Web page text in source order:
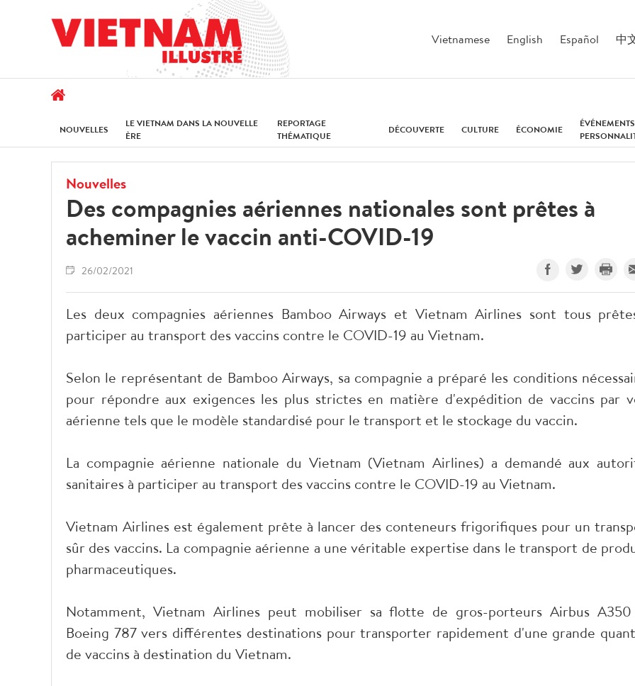
Vietnamese English Español 中
NOUVELLES
LE VIETNAM DANS LA NOUVELLE
ÈRE
REPORTAGE
THÉMATIQUE
DÉCOUVERTE CULTURE ÉCONOMIE
Nouvelles
Des compagnies aériennes nationales sont prêtes à
acheminer le vaccin anti-COVID-19
26/02/2021
Les deux compagnies aériennes Bamboo Airways et Vietnam Airlines sont tous
participer au transport des vaccins contre le COVID-19 au Vietnam.
Selon le représentant de Bamboo Airways, sa compagnie a préparé les conditions
pour répondre aux exigences les plus strictes en matière d'expédition de vaccins par
aérienne tels que le modèle standardisé pour le transport et le stockage du vaccin.
La compagnie aérienne nationale du Vietnam (Vietnam Airlines) a demandé aux
sanitaires à participer au transport des vaccins contre le COVID-19 au Vietnam.
Vietnam Airlines est également prête à lancer des conteneurs frigorifiques pour un
sûr des vaccins. La compagnie aérienne a une véritable expertise dans le transport de
pharmaceutiques.
Notamment, Vietnam Airlines peut mobiliser sa flotte de gros-porteurs Airbus
Boeing 787 vers différentes destinations pour transporter rapidement d'une grande
de vaccins à destination du Vietnam.